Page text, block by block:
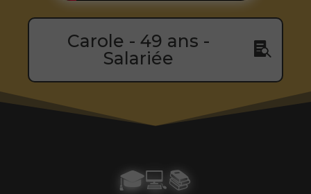
Carole - 49 ans -
Salariée
🎓💻📚